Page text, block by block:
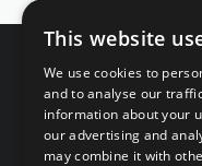
This website
We use cookies to
and to analyse our
information about your
our advertising and
may combine it with